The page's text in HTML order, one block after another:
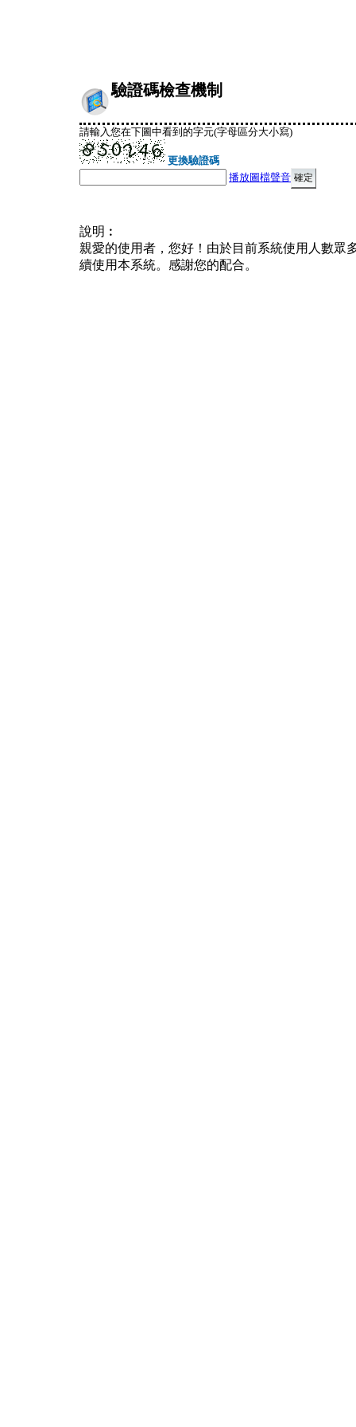
驗證碼檢查機制
請輸入您在下圖中看到的字元(字母區分大小寫)
更換驗證碼
播放圖檔聲音
說明︰
親愛的使用者，您好！由於目前系統使用人數眾
續使用本系統。感謝您的配合。